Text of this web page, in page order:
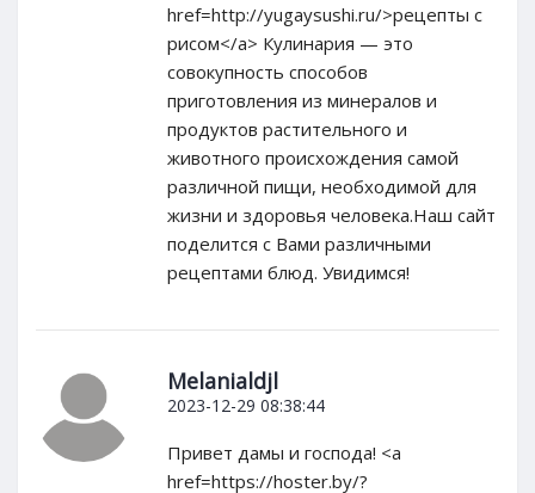
href=http://yugaysushi.ru/>рецепты с
рисом</a> Кулинария — это
совокупность способов
приготовления из минералов и
продуктов растительного и
животного происхождения самой
различной пищи, необходимой для
жизни и здоровья человека.Наш сайт
поделится с Вами различными
рецептами блюд. Увидимся!
Melanialdjl
2023-12-29 08:38:44
Привет дамы и господа! <a
href=https://hoster.by/?